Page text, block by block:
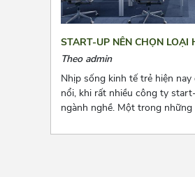
START-UP NÊN CHỌN LOẠI
Theo admin
Nhịp sống kinh tế trẻ hiện
nổi, khi rất nhiều công ty
ngành nghề. Một trong
start-up đau đầu là chọn lựa
phù hợp với mức vốn ban đầu